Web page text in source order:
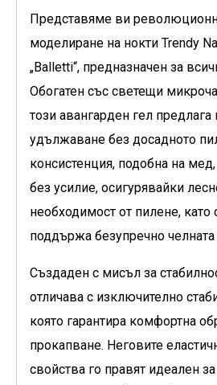
Представяме ви
моделиране на нокти Trendy
„Balletti“, предназначен за
Обогатен със светещи
този авангарден гел
удължаване без досадното
консистенция, подобна на
без усилие, осигурявайки
необходимост от пилене,
поддържа безупречно челната
Създаден с мисъл за
отличава с изключително
която гарантира комфортна
прокапване. Неговите
свойства го правят идеален